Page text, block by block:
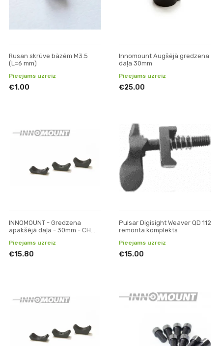
Rusan skrūve bāzēm M3.5
(L=6 mm)
Pieejams uzreiz
€1.00
Innomount Augšējā gredzena
daļa 30mm
Pieejams uzreiz
€25.00
INNOMOUNT - Gredzena
apakšējā daļa - 30mm - CH
Pieejams uzreiz
€15.80
Pulsar Digisight Weaver QD 112
remonta komplekts
Pieejams uzreiz
€15.00